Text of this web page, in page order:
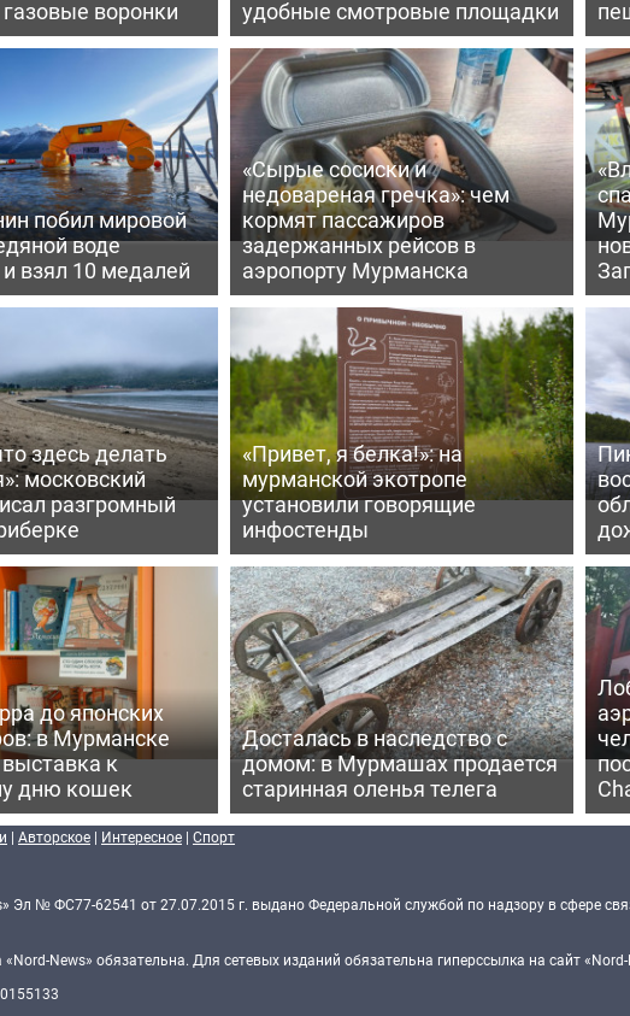
газовые воронки
удобные смотровые площадки
побил мировой
воде
взял 10 медалей
«Сырые сосиски и
недовареная гречка»: чем
кормят пассажиров
задержанных рейсов в
аэропорту Мурманска
здесь делать
московский
разгромный
«Привет, я белка!»: на
мурманской экотропе
установили говорящие
инфостенды
до японских
в Мурманске
к
дню кошек
Досталась в наследство с
домом: в Мурмашах продается
старинная оленья телега
| Авторское | Интересное | Спорт
Эл № ФС77-62541 от 27.07.2015 г. выдано Федеральной службой по надзору в сфере
News» обязательна. Для сетевых изданий обязательна гиперссылка на сайт «Nord-